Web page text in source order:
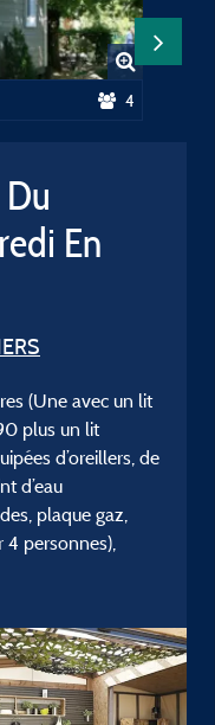
4
En
(Une avec un lit
plus un lit
d’oreillers, de
d’eau
plaque gaz,
4 personnes),